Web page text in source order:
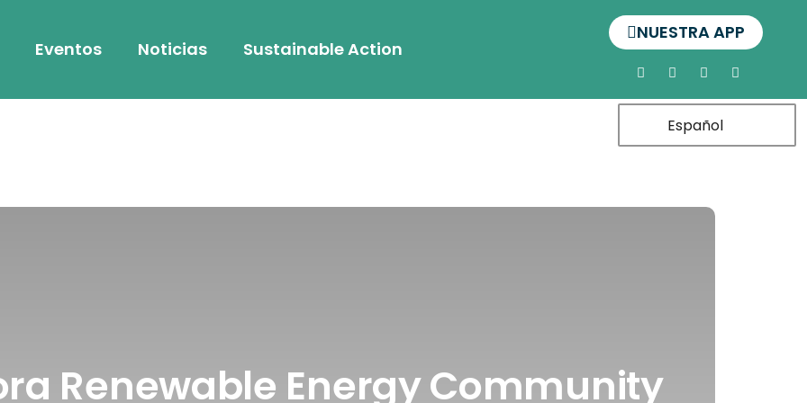
Eventos Noticias Sustainable Action
NUESTRA APP
Español
Renewable Energy Community